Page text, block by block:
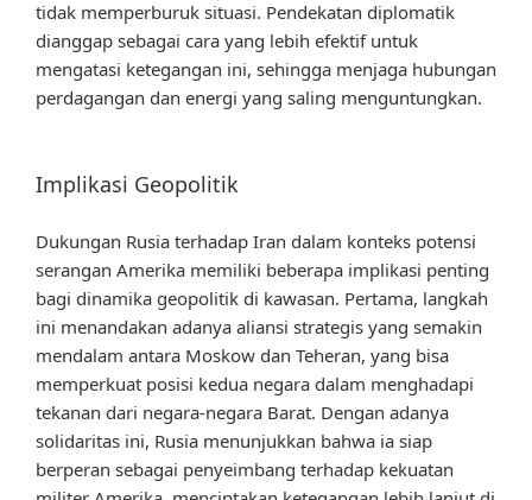
tidak memperburuk situasi. Pendekatan diplomatik
dianggap sebagai cara yang lebih efektif untuk
mengatasi ketegangan ini, sehingga menjaga hubungan
perdagangan dan energi yang saling menguntungkan.
Implikasi Geopolitik
Dukungan Rusia terhadap Iran dalam konteks potensi
serangan Amerika memiliki beberapa implikasi penting
bagi dinamika geopolitik di kawasan. Pertama, langkah
ini menandakan adanya aliansi strategis yang semakin
mendalam antara Moskow dan Teheran, yang bisa
memperkuat posisi kedua negara dalam menghadapi
tekanan dari negara-negara Barat. Dengan adanya
solidaritas ini, Rusia menunjukkan bahwa ia siap
berperan sebagai penyeimbang terhadap kekuatan